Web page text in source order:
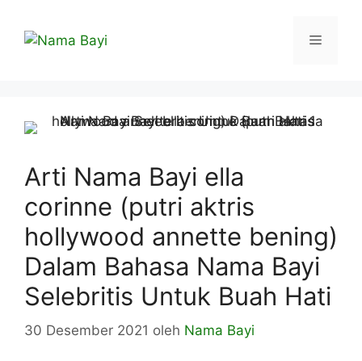
Menu
Arti Nama Bayi ella
corinne (putri aktris
hollywood annette bening)
Dalam Bahasa Nama Bayi
Selebritis Untuk Buah Hati
30 Desember 2021 oleh Nama Bayi